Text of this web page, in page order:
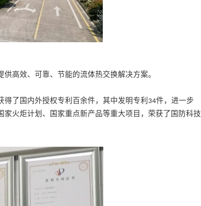
供高效、可靠、 节能的流体热交换解决方案。
得了国内外授权专利百余件，其中发明专利 34件，进一步
火炬计划、国家重点新产品等重大项目，荣获了国防科技